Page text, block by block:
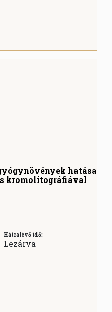
hatása
kromolitográfiával
Hátralévő idő:
Lezárva